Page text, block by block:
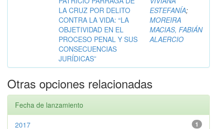
LA CRUZ POR DELITO
CONTRA LA VIDA: “LA
OBJETIVIDAD EN EL
PROCESO PENAL Y SUS
CONSECUENCIAS
JURÍDICAS”
ESTEFANÍA;
MOREIRA
MACIAS, FABIÁN
ALAERCIO
Otras opciones relacionadas
Fecha de lanzamiento
1
2017